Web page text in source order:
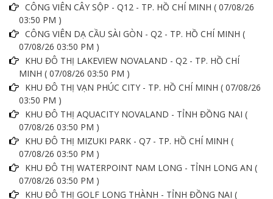
CÔNG VIÊN CÂY SỘP - Q12 - TP. HỒ CHÍ MINH ( 07/08/26
03:50 PM )
CÔNG VIÊN DẠ CẦU SÀI GÒN - Q2 - TP. HỒ CHÍ MINH (
07/08/26 03:50 PM )
KHU ĐÔ THỊ LAKEVIEW NOVALAND - Q2 - TP. HỒ CHÍ
MINH ( 07/08/26 03:50 PM )
KHU ĐÔ THỊ VẠN PHÚC CITY - TP. HỒ CHÍ MINH ( 07/08/26
03:50 PM )
KHU ĐÔ THỊ AQUACITY NOVALAND - TỈNH ĐỒNG NAI (
07/08/26 03:50 PM )
KHU ĐÔ THỊ MIZUKI PARK - Q7 - TP. HỒ CHÍ MINH (
07/08/26 03:50 PM )
KHU ĐÔ THỊ WATERPOINT NAM LONG - TỈNH LONG AN (
07/08/26 03:50 PM )
KHU ĐÔ THỊ GOLF LONG THÀNH - TỈNH ĐỒNG NAI (